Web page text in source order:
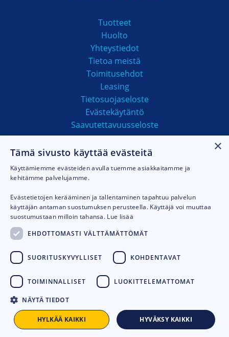
Tuotteet
Huolto
Yhteystiedot
Tietoa meistä
Toimitusehdot
Leasing
Tietosuojaseloste
Evästekäytäntö
Saavutettavuusseloste
MAKSUTAVAT
© 2026Talhu oy. Toteutus: Avoin.Systems
×
Tämä sivusto käyttää evästeitä
Käyttämiemme evästeiden avulla tuemme asiakkaitamme ja
kehitämme palvelujamme.
Evästetietojen kerääminen ja tallentaminen tapahtuu palvelun
käyttäjän antaman suostumuksen perusteella. Käyttäjä voi muuttaa
suostumustaan milloin tahansa. Lue lisää
EHDOTTOMASTI VÄLTTÄMÄTTÖMÄT
SUORITUSKYVYLLISET KOHDENTAVAT
TOIMINNALLISET LUOKITTELEMATTOMAT
NÄYTÄ TIEDOT
HYVÄKSY KAIKKI
HYLKÄÄ KAIKKI